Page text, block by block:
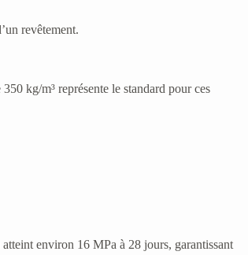
revêtement.
kg/m³ représente le standard pour ces
environ 16 MPa à 28 jours, garantissant